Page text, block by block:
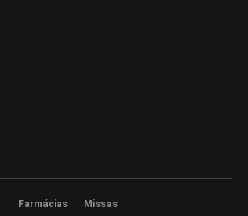
Farmácias Missas